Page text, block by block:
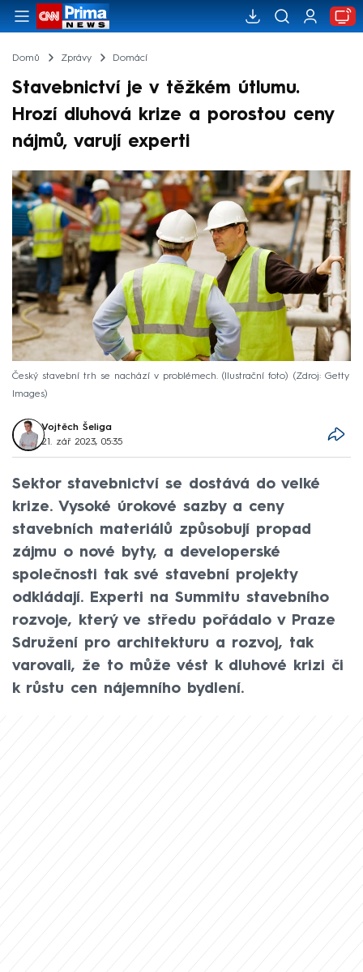
Domů Zprávy Domácí
Stavebnictví je v těžkém útlumu.
Hrozí dluhová krize a porostou ceny
nájmů, varují experti
Český stavební trh se nachází v problémech. (Ilustrační foto)
Zdroj: Getty
Images
Vojtěch Šeliga
21. zář 2023, 05:35
Sektor stavebnictví se dostává do velké
krize. Vysoké úrokové sazby a ceny
stavebních materiálů způsobují propad
zájmu o nové byty, a developerské
společnosti tak své stavební projekty
odkládají. Experti na Summitu stavebního
rozvoje, který ve středu pořádalo v Praze
Sdružení pro architekturu a rozvoj, tak
varovali, že to může vést k dluhové krizi či
k růstu cen nájemního bydlení.